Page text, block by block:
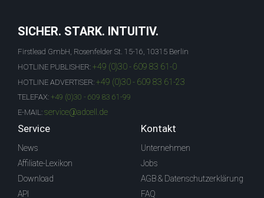
SICHER. STARK. INTUITIV.
Firstlead GmbH, Rosenfelder St. 15-16, 10315 Berlin
HOTLINE PUBLISHER: +49 (0)30 - 609 83 61-0
HOTLINE ADVERTISER: +49 (0)30 - 609 83 61-23
TELEFAX: +49 (0)30 - 609 83 61-99
E-MAIL: service@adcell.de
Service
News
Affiliate-Lexikon
Download
API
Kontakt
Unternehmen
Jobs
AGB & Datenschutzerklärung
FAQ